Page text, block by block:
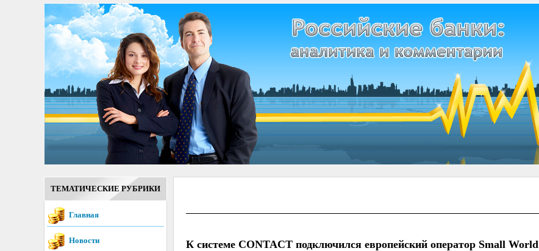
ТЕМАТИЧЕСКИЕ РУБРИКИ
Главная
Новости К системе CONTACT подключился европейский оператор Small World